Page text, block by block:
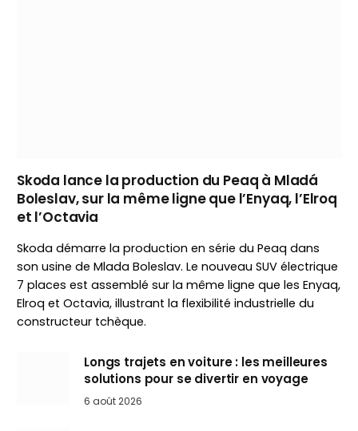
Skoda lance la production du Peaq à Mladá
Boleslav, sur la même ligne que l’Enyaq, l’Elroq
et l’Octavia
Skoda démarre la production en série du Peaq dans
son usine de Mlada Boleslav. Le nouveau SUV électrique
7 places est assemblé sur la même ligne que les Enyaq,
Elroq et Octavia, illustrant la flexibilité industrielle du
constructeur tchèque.
Longs trajets en voiture : les meilleures
solutions pour se divertir en voyage
6 août 2026